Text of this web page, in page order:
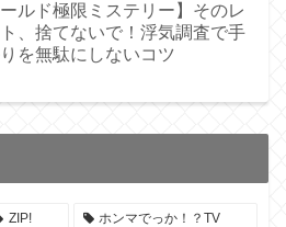
ールド極限ミステリー】そのレ
、捨てないで！浮気調査で手
を無駄にしないコツ
ZIP! ホンマでっか！？TV